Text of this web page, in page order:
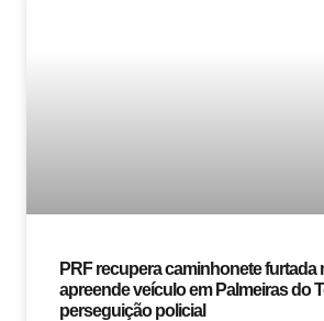
PRF recupera caminhonete furtada
apreende veículo em Palmeiras do
perseguição policial